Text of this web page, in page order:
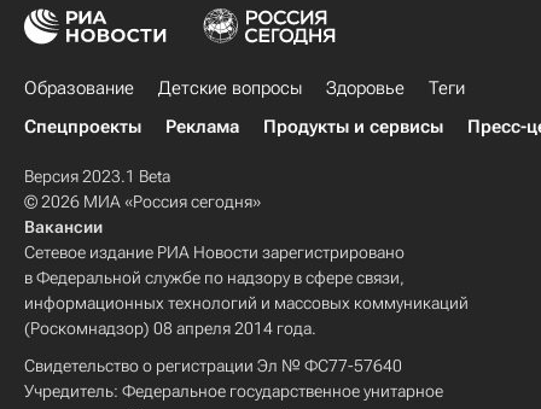
Мордовский государственный университет
Московский государственный строительный университет
Томский политехнический университет
Новосибирский государственный университет
Санкт-Петербургский государственный университет
Российская академия народного хозяйства
Образовательные кластеры России
Образование Детские вопросы Здоровье
Теги
Спецпроекты
Реклама Продукты и сервисы Пресс-
Версия 2023.1 Beta
© 2026 МИА «Россия сегодня»
Вакансии
Сетевое издание РИА Новости зарегистрировано
в Федеральной службе по надзору в сфере связи,
информационных технологий и массовых коммуникаций
(Роскомнадзор) 08 апреля 2014 года.
Свидетельство о регистрации Эл № ФС77-57640
Учредитель: Федеральное государственное унитарное